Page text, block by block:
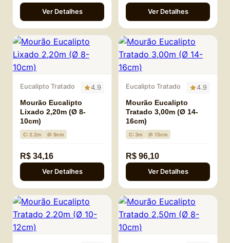
Ver Detalhes Ver Detalhes
Eucalipto Tratado 4.9
Mourão Eucalipto
Lixado 2,20m (Ø 8-
10cm)
C: 2.2m Ø: 9cm
R$ 34,16
Ver Detalhes
Eucalipto Tratado 4.9
Mourão Eucalipto
Tratado 3,00m (Ø 14-
16cm)
C: 3m Ø: 15cm
R$ 96,10
Ver Detalhes